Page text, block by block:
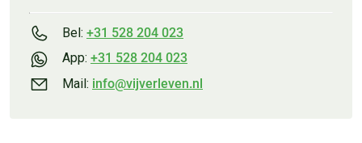
Bel: +31 528 204 023
App: +31 528 204 023
Mail: info@vijverleven.nl